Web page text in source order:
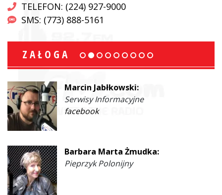
TELEFON: (224) 927-9000
SMS: (773) 888-5161
ZAŁOGA
Marcin Jabłkowski:
Serwisy Informacyjne
facebook
Barbara Marta Żmudka:
Pieprzyk Polonijny